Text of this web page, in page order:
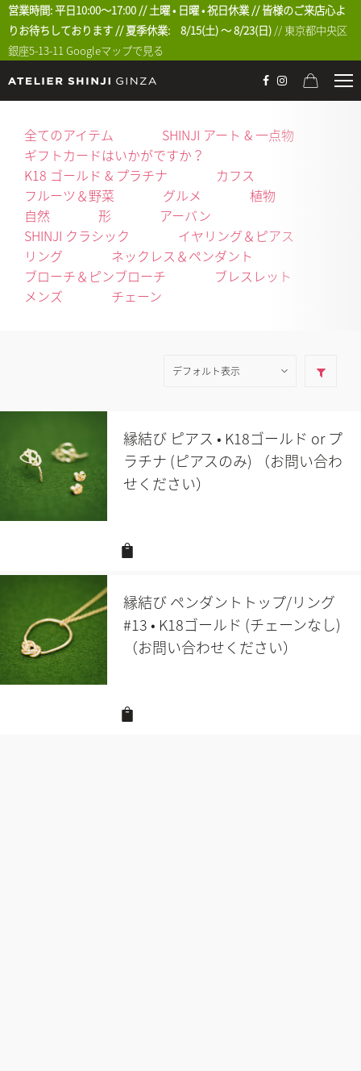
営業時間: 平日10:00〜17:00 // 土曜 • 日曜 • 祝日休業 // 皆様のご来店心よ
りお待ちしております // 夏季休業: 8/15(土) 〜 8/23(日) // 東京都中央区
銀座5-13-11Googleマップで見る
全てのアイテム
SHINJI アート & 一点物
ギフトカードはいかがですか？
K18 ゴールド & プラチナ
カフス
フルーツ＆野菜
グルメ
植物
自然
形
アーバン
SHINJI クラシック
イヤリング＆ピアス
リング
ネックレス＆ペンダント
ブローチ＆ピンブローチ
ブレスレット
メンズ
チェーン
縁結び ピアス • K18ゴールド or プ
ラチナ (ピアスのみ) （お問い合わ
せください）
縁結び ペンダントトップ/リング
#13 • K18ゴールド (チェーンなし)
（お問い合わせください）